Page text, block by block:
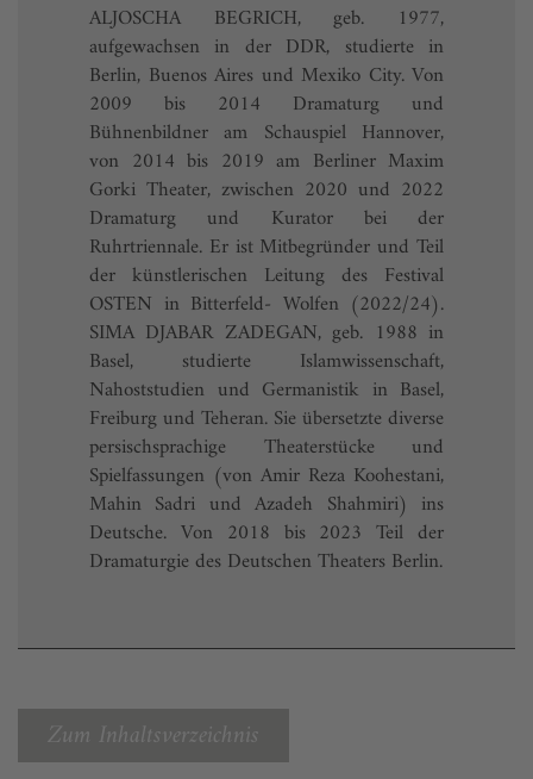
ALJOSCHA BEGRICH, geb. 1977,
aufgewachsen in der DDR, studierte in
Berlin, Buenos Aires und Mexiko City. Von
2009 bis 2014 Dramaturg und
Bühnenbildner am Schauspiel Hannover,
von 2014 bis 2019 am Berliner Maxim
Gorki Theater, zwischen 2020 und 2022
Dramaturg und Kurator bei der
Ruhrtriennale. Er ist Mitbegründer und Teil
der künstlerischen Leitung des Festival
OSTEN in Bitterfeld- Wolfen (2022/24).
SIMA DJABAR ZADEGAN, geb. 1988 in
Basel, studierte Islamwissenschaft,
Nahoststudien und Germanistik in Basel,
Freiburg und Teheran. Sie übersetzte diverse
persischsprachige Theaterstücke und
Spielfassungen (von Amir Reza Koohestani,
Mahin Sadri und Azadeh Shahmiri) ins
Deutsche. Von 2018 bis 2023 Teil der
Dramaturgie des Deutschen Theaters Berlin.
Zum Inhaltsverzeichnis